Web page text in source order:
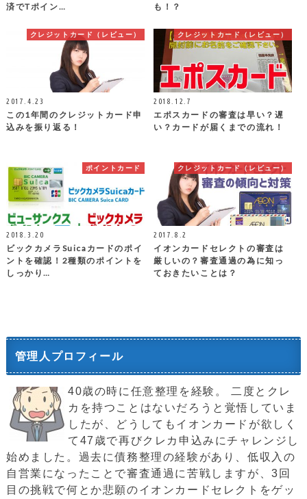
済でTポイン…
も！？
クレジットカード（レビュー）
2017.4.23
この1年間のクレジットカード申
込みを振り返る！
クレジットカード（レビュー）
2018.12.7
エポスカードの審査は早い？遅
い？カードが届くまでの流れ！
ポイントカード
2018.3.20
ビックカメラSuicaカードのポイ
ントを確認！2種類のポイントを
しっかり…
クレジットカード（レビュー）
2017.8.2
イオンカードセレクトの審査は
厳しいの？審査通過の為に知っ
ておきたいことは？
管理人プロフィール
40歳の時に任意整理を経験。 二度とクレ
カを持つことはないだろうと覚悟していま
したが、どうしてもイオンカードが欲しく
て47歳で再びクレカ申込みにチャレンジし
始めました。過去に債務整理の経験があり、低収入の
自営業になったことで審査通過に苦戦しますが、3回
目の挑戦で何とか悲願のイオンカードセレクトをゲッ